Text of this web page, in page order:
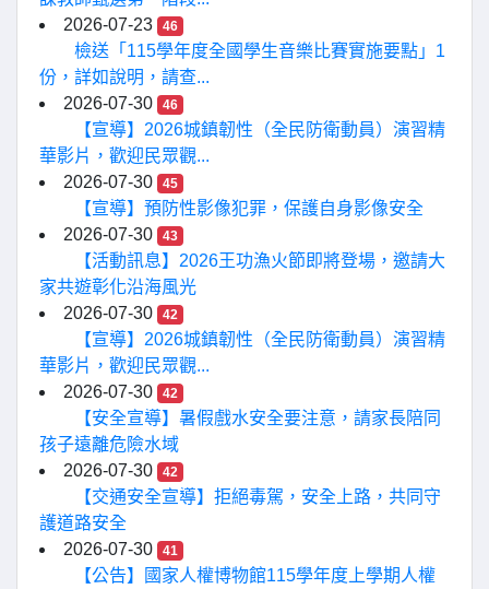
2026-07-23
46
檢送「115學年度全國學生音樂比賽實施要點」1
份，詳如說明，請查...
2026-07-30
46
【宣導】2026城鎮韌性（全民防衛動員）演習精
華影片，歡迎民眾觀...
2026-07-30
45
【宣導】預防性影像犯罪，保護自身影像安全
2026-07-30
43
【活動訊息】2026王功漁火節即將登場，邀請大
家共遊彰化沿海風光
2026-07-30
42
【宣導】2026城鎮韌性（全民防衛動員）演習精
華影片，歡迎民眾觀...
2026-07-30
42
【安全宣導】暑假戲水安全要注意，請家長陪同
孩子遠離危險水域
2026-07-30
42
【交通安全宣導】拒絕毒駕，安全上路，共同守
護道路安全
2026-07-30
41
【公告】國家人權博物館115學年度上學期人權